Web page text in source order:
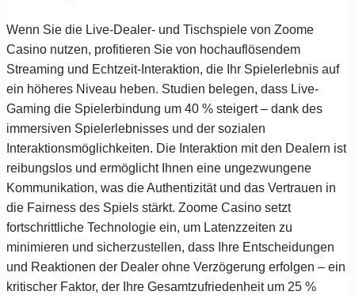
Wenn Sie die Live-Dealer- und Tischspiele von Zoome
Casino nutzen, profitieren Sie von hochauflösendem
Streaming und Echtzeit-Interaktion, die Ihr Spielerlebnis auf
ein höheres Niveau heben. Studien belegen, dass Live-
Gaming die Spielerbindung um 40 % steigert – dank des
immersiven Spielerlebnisses und der sozialen
Interaktionsmöglichkeiten. Die Interaktion mit den Dealern ist
reibungslos und ermöglicht Ihnen eine ungezwungene
Kommunikation, was die Authentizität und das Vertrauen in
die Fairness des Spiels stärkt. Zoome Casino setzt
fortschrittliche Technologie ein, um Latenzzeiten zu
minimieren und sicherzustellen, dass Ihre Entscheidungen
und Reaktionen der Dealer ohne Verzögerung erfolgen – ein
kritischer Faktor, der Ihre Gesamtzufriedenheit um 25 %